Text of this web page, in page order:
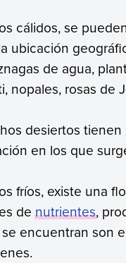
cálidos, se
ubicación
de agua,
nopales, rosas de
desiertos
en los que
fríos, existe una
denutrientes,
encuentran son